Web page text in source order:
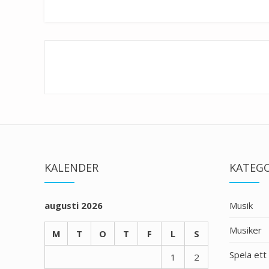
KALENDER
augusti 2026
M T O T F L
S
1
2
Musik
Musiker
Spela